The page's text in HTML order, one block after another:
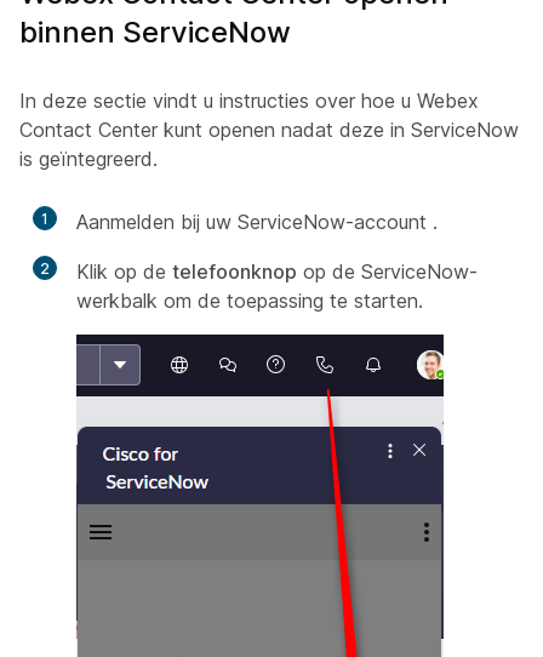
binnen ServiceNow
In deze sectie vindt u instructies over hoe u Webex
Contact Center kunt openen nadat deze in ServiceNow
is geïntegreerd.
1 Aanmelden bij uw ServiceNow-account .
2 Klik op de telefoonknop op de ServiceNow-
werkbalk om de toepassing te starten.